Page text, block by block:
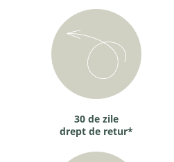
30 de zile
drept de retur*